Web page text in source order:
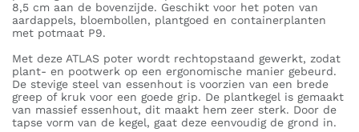
8,5 cm aan de bovenzijde. Geschikt voor het poten van
aardappels, bloembollen, plantgoed en containerplanten
met potmaat P9.
Met deze ATLAS poter wordt rechtopstaand gewerkt, zodat
plant- en pootwerk op een ergonomische manier gebeurd.
De stevige steel van essenhout is voorzien van een brede
greep of kruk voor een goede grip. De plantkegel is gemaakt
van massief essenhout, dit maakt hem zeer sterk. Door de
tapse vorm van de kegel, gaat deze eenvoudig de grond in.